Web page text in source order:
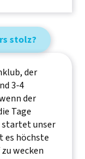
stolz?
der
3-4
der
Tage
startet unser
es höchste
wecken